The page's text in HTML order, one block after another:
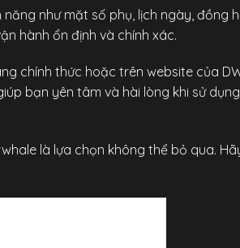
như mặt số phụ, lịch ngày, đồng
hành ổn định và chính xác.
chính thức hoặc trên website của
bạn yên tâm và hài lòng khi sử
là lựa chọn không thể bỏ qua.